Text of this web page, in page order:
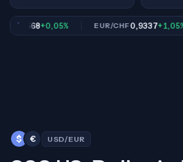
0,8568 +0,05% EUR/CHF0,9337+1,05%
$ € USD/EUR